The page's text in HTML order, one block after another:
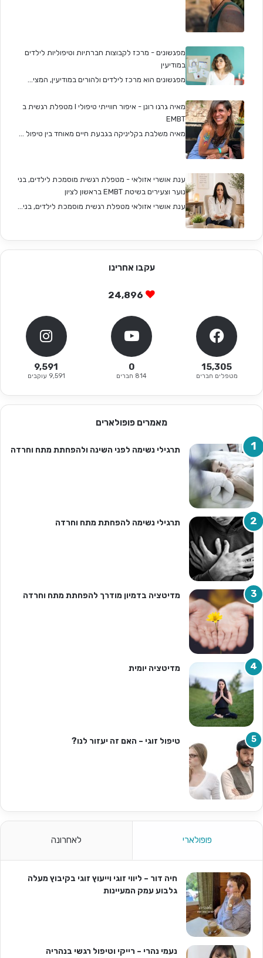
מפגשונים - מרכז לקבוצות חברתיות וטיפוליות לילדים
במודיעין
מפגשונים הוא מרכז לילדים ולהורים במודיעין, המצי...
מאיה גרגו רונן - איפור חווייתי טיפולי I מטפלת רגשית ב
EMBT
מאיה משלבת בקליניקה בגבעת חיים מאוחד בין טיפול ...
ענת אושרי אזולאי - מטפלת רגשית מוסמכת לילדים, בני
נוער וצעירים בשיטת EMBT בראשון לציון
ענת אושרי אזולאי מטפלת רגשית מוסמכת לילדים, בני...
עקבו אחרינו
24,896
15,305
מטפלים חברים
0
814 חברים
9,591
9,591 עוקבים
מאמרים פופולארים
תרגילי נשימה לפני השינה ולהפחתת מתח וחרדה
תרגילי נשימה להפחתת מתח וחרדה
מדיטציה בדמיון מודרך להפחתת מתח וחרדה
מדיטציה יומית
טיפול זוגי – האם זה יעזור לנו?
פופולארי לאחרונה
חיה דור – ליווי זוגי וייעוץ זוגי בקיבוץ מעלה
גלבוע עמק המעיינות
נעמי נהרי – רייקי וטיפול רגשי בנהריה